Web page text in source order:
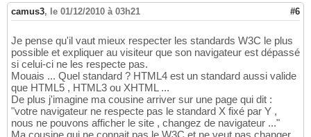
camus3, le 01/12/2010 à 03h21 #6
Je pense qu'il vaut mieux respecter les standards W3C le plus
possible et expliquer au visiteur que son navigateur est dépassé
si celui-ci ne les respecte pas.
Mouais ... Quel standard ? HTML4 est un standard aussi valide
que HTML5 , HTML3 ou XHTML ...
De plus j'imagine ma cousine arriver sur une page qui dit :
"votre navigateur ne respecte pas le standard X fixé par Y ,
nous ne pouvons afficher le site , changez de navigateur ..."
Ma cousine qui ne connait pas le W3C et ne veut pas changer